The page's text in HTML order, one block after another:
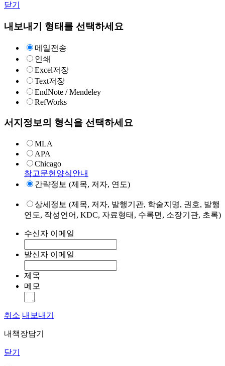
닫기
내보내기 형태를 선택하세요
메일전송
인쇄
Excel저장
Text저장
EndNote / Mendeley
RefWorks
서지정보의 형식을 선택하세요
MLA
APA
Chicago
참고문헌양식안내
간략정보 (제목, 저자, 연도)
상세정보 (제목, 저자, 발행기관, 학술지명, 권호, 발행
연도, 작성언어, KDC, 자료형태, 수록면, 소장기관, 초록)
수신자 이메일
발신자 이메일
제목
메모
취소 내보내기
내책장담기
닫기